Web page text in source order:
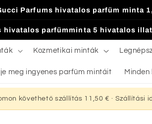
Parfums hivatalos parfüm minta
hivatalos parfümminta 5 hivatalos
Kozmetikai minták
meg ingyenes parfüm mintáit
követhető szállítás 11,50 € · Szállítási